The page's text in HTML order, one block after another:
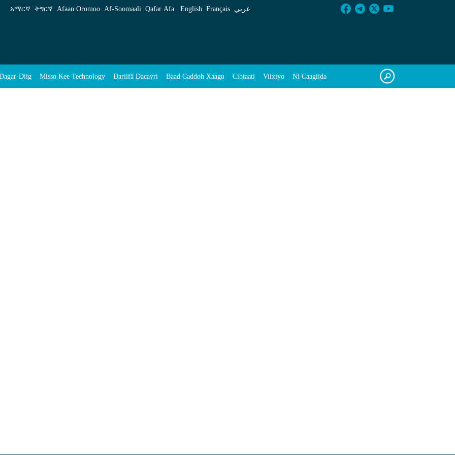
አማርኛ ትግርኛ Afaan Oromoo Af‑Soomaali Qafar Afa English Français عربي
Diig Misso Kee Technology Dariifâ Dacayri Baad Caddoh Xaagu Cibtaati Viixiyo Ni Caagiida